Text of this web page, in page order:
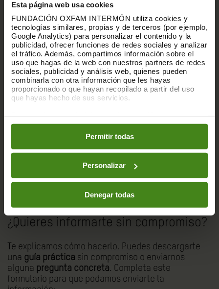
Esta página web usa cookies
FUNDACIÓN OXFAM INTERMÓN utiliza cookies y
tecnologías similares, propias y de terceros (por ejemplo,
Google Analytics) para personalizar el contenido y la
publicidad, ofrecer funciones de redes sociales y analizar
el tráfico. Además, compartimos información sobre el
uso que hagas de la web con nuestros partners de redes
sociales, publicidad y análisis web, quienes pueden
combinarla con otra información que les hayas
proporcionado o que hayan recopilado a partir del uso
que hayas hecho de sus servicios.
preferencias accediendo a nuestraPolítica de Cookieso
en los botones facilitados a continuación:
Permitir todas
Personalizar
Denegar todas
¿Quieres informarte sin compromiso?
Te explicamos cómo hacerlo. Puedes descargarte
una guía práctica sin compromiso o enviarnos
alguna pregunta concreta. Completa este
formulario para que podamos enviarte la